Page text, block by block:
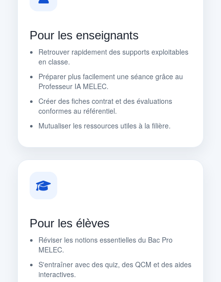
Pour les enseignants
Retrouver rapidement des supports exploitables
en classe.
Préparer plus facilement une séance grâce au
Professeur IA MELEC.
Créer des fiches contrat et des évaluations
conformes au référentiel.
Mutualiser les ressources utiles à la filière.
Pour les élèves
Réviser les notions essentielles du Bac Pro
MELEC.
S'entraîner avec des quiz, des QCM et des aides
interactives.